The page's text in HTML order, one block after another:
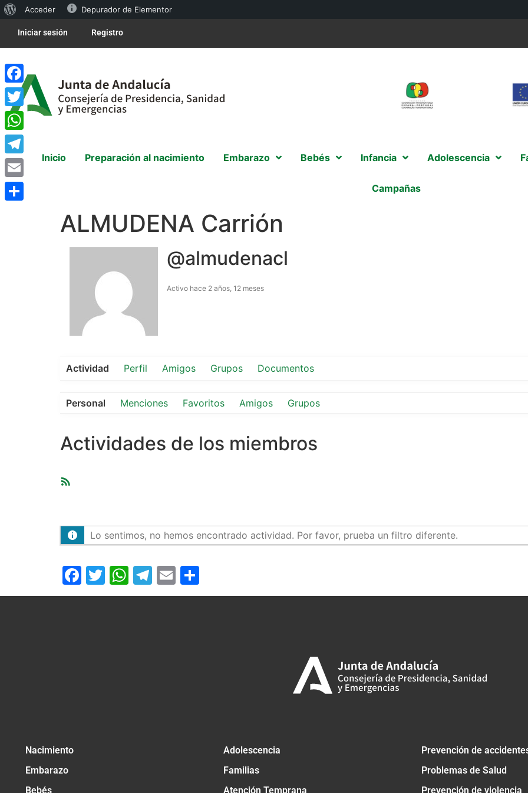
Acceder Depurador de Elementor
Iniciar sesión Registro
Inicio Preparación al nacimiento Embarazo Bebés Infancia Adolescencia
Campañas
ALMUDENA Carrión
@almudenacl
Activo hace 2 años, 12 meses
Actividad Perfil Amigos Grupos Documentos
Personal Menciones Favoritos Amigos Grupos
Actividades de los miembros
Lo sentimos, no hemos encontrado actividad. Por favor, prueba un filtro diferente.
Facebook
Twitter
WhatsApp
Telegram
Email
Nacimiento
Embarazo
Bebés
Adolescencia
Familias
Atención Temprana
Prevención de
Problemas de Salud
Prevención de violencia
Facebook
Twitter
WhatsApp
Telegram
Email